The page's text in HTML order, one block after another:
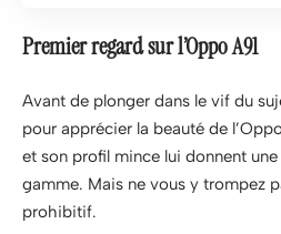
Premier regard sur l’Oppo A91
Avant de plonger dans le vif du
pour apprécier la beauté de
et son profil mince lui donnent
gamme. Mais ne vous y trompez
prohibitif.